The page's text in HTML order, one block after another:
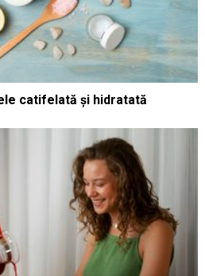
catifelată și hidratată